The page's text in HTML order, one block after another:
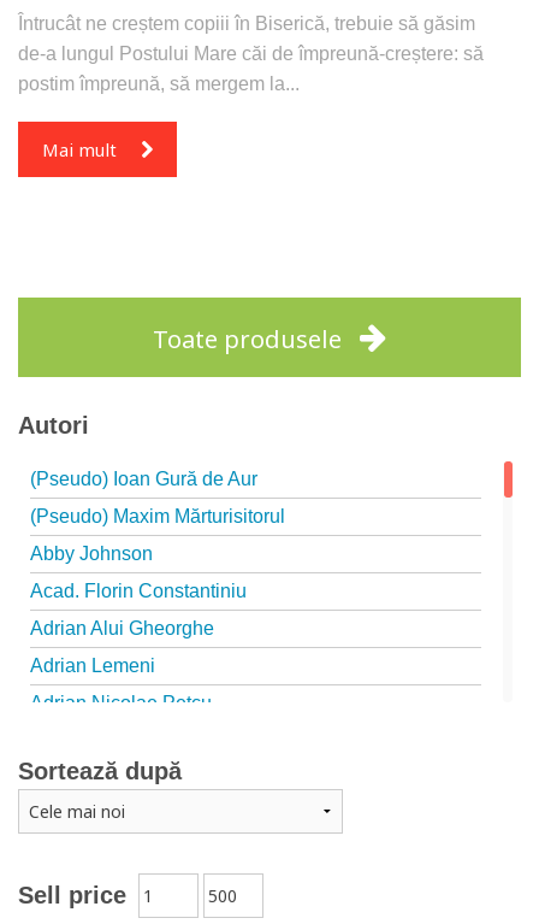
Întrucât ne creștem copiii în Biserică, trebuie să găsim
de-a lungul Postului Mare căi de împreună-creștere: să
postim împreună, să mergem la...
Mai mult
Toate produsele
Autori
(Pseudo) Ioan Gură de Aur
(Pseudo) Maxim Mărturisitorul
Abby Johnson
Acad. Florin Constantiniu
Adrian Alui Gheorghe
Adrian Lemeni
Adrian Nicolae Petcu
Adriana Petrescu
Alexandra Rotariu
Alexandru Creţu
Sell price
Sortează după